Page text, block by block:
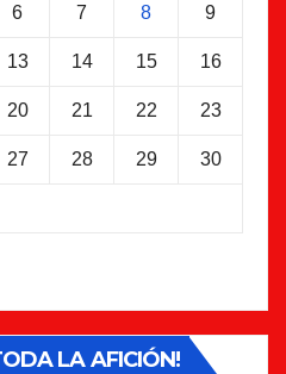
6 7 8 9
13 14 15 16
20 21 22 23
27 28 29 30
LA AFICIÓN!